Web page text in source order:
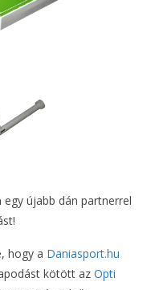
egy újabb dán partnerrel
hogy a Daniasport.hu
kötött azOpti